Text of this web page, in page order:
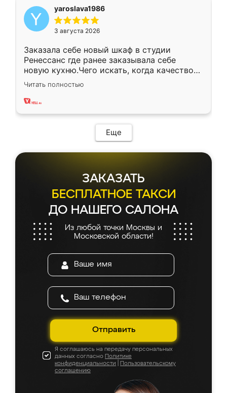
yaroslava1986
3 августа 2026
Заказала себе новый шкаф в студии
Ренессанс где ранее заказывала себе
новую кухню.Чего искать, когда качеством
вполне довольна. Служит кухня уже почти
два года, нареканий нет.
Читать полностью
Еще
ЗАКАЗАТЬ
БЕСПЛАТНОЕ ТАКСИ
ДО НАШЕГО САЛОНА
Из любой точки Москвы и
Московской области!
Отправить
Я соглашаюсь на передачу персональных
данных согласно Политике
конфиденциальности
Пользовательскому
соглашению